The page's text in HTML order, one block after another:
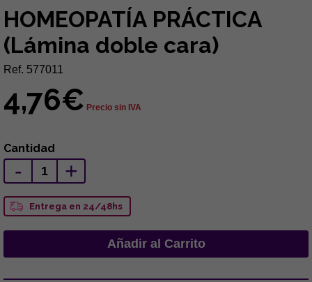
HOMEOPATÍA PRÁCTICA
(Lámina doble cara)
Ref. 577011
4,76€ Precio sin IVA
Cantidad
- +
Entrega en 24/48hs